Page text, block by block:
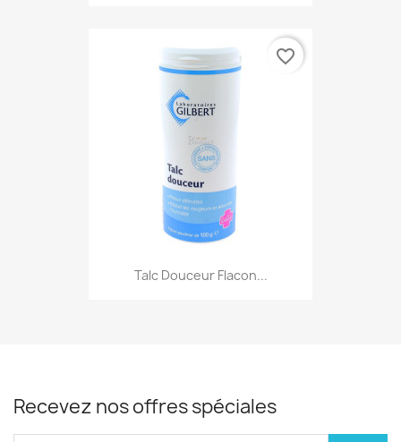
Talc Douceur Flacon...
favorite_border
Recevez nos offres spéciales